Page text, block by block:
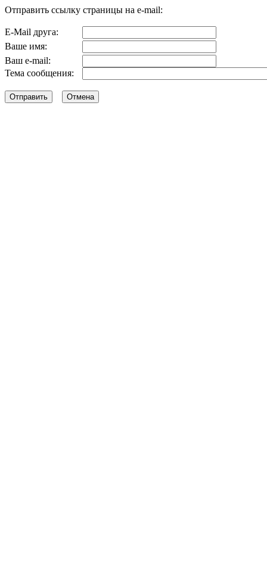
Отправить ссылку страницы на e-mail:
E-Mail друга:
Ваше имя:
Ваш e-mail:
Тема сообщения: